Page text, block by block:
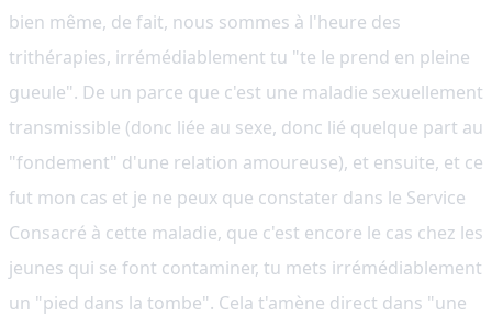
bien même, de fait, nous sommes à l'heure des
trithérapies, irrémédiablement tu "te le prend en pleine
gueule". De un parce que c'est une maladie sexuellement
transmissible (donc liée au sexe, donc lié quelque part au
"fondement" d'une relation amoureuse), et ensuite, et ce
fut mon cas et je ne peux que constater dans le Service
Consacré à cette maladie, que c'est encore le cas chez les
jeunes qui se font contaminer, tu mets irrémédiablement
un "pied dans la tombe". Cela t'amène direct dans "une